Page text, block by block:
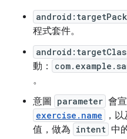
程式套件。
動：
。
意圖
parameter 會
exercise.name
，
值，做為 intent 中